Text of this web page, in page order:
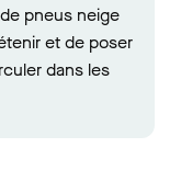
pneus neige
et de poser
dans les